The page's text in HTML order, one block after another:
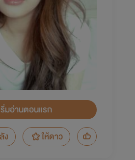
ริ่มอ่านตอนแรก
ง
ให้ดาว